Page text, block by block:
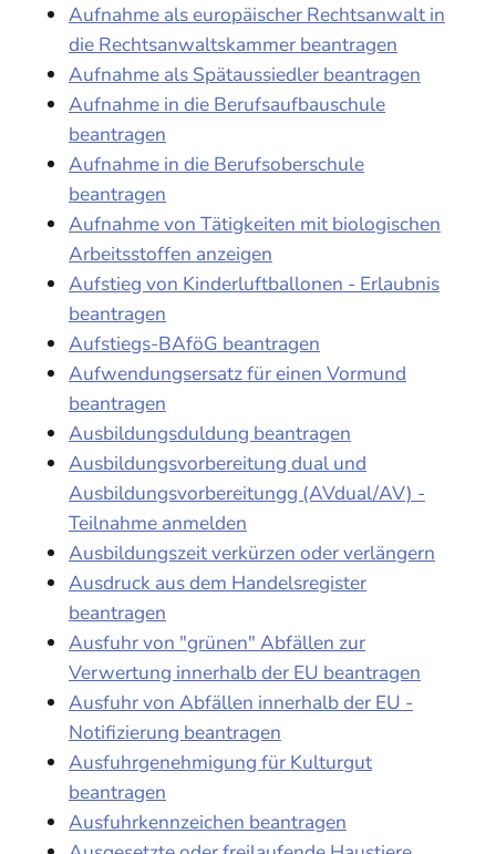
Aufnahme als europäischer Rechtsanwalt in
die Rechtsanwaltskammer beantragen
Aufnahme als Spätaussiedler beantragen
Aufnahme in die Berufsaufbauschule
beantragen
Aufnahme in die Berufsoberschule
beantragen
Aufnahme von Tätigkeiten mit biologischen
Arbeitsstoffen anzeigen
Aufstieg von Kinderluftballonen - Erlaubnis
beantragen
Aufstiegs-BAföG beantragen
Aufwendungsersatz für einen Vormund
beantragen
Ausbildungsduldung beantragen
Ausbildungsvorbereitung dual und
Ausbildungsvorbereitungg (AVdual/AV) -
Teilnahme anmelden
Ausbildungszeit verkürzen oder verlängern
Ausdruck aus dem Handelsregister
beantragen
Ausfuhr von "grünen" Abfällen zur
Verwertung innerhalb der EU beantragen
Ausfuhr von Abfällen innerhalb der EU -
Notifizierung beantragen
Ausfuhrgenehmigung für Kulturgut
beantragen
Ausfuhrkennzeichen beantragen